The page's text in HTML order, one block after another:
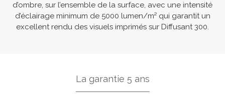
d’ombre, sur l’ensemble de la surface, avec une intensité
d’éclairage minimum de 5000 lumen/m² qui garantit un
excellent rendu des visuels imprimés sur Diffusant 300.
La garantie 5 ans